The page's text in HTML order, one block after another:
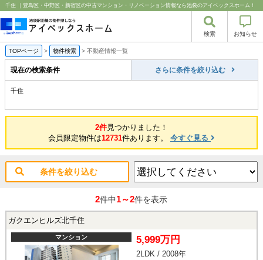
千住 ｜豊島区・中野区・新宿区の中古マンション・リノベーション情報なら池袋のアイベックスホーム！
検索 お知らせ
TOPページ > 物件検索 > 不動産情報一覧
現在の検索条件 さらに条件を絞り込む
千住
2件見つかりました！
会員限定物件は12731件あります。 今すぐ見る
条件を絞り込む
2件中1～2件を表示
ガクエンヒルズ北千住
マンション 5,999万円
2LDK / 2008年